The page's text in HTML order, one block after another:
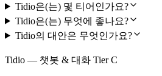
Tidio은(는) 몇 티어인가요?
Tidio은(는) 무엇에 좋나요?
Tidio의 대안은 무엇인가요?
Tidio — 챗봇 & 대화 Tier C